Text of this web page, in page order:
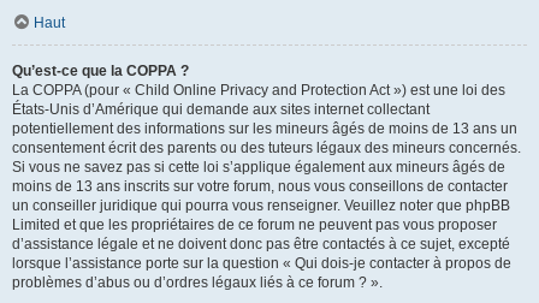
Haut
Qu’est-ce que la COPPA ?
La COPPA (pour « Child Online Privacy and Protection Act ») est une loi des
États-Unis d’Amérique qui demande aux sites internet collectant
potentiellement des informations sur les mineurs âgés de moins de 13 ans un
consentement écrit des parents ou des tuteurs légaux des mineurs concernés.
Si vous ne savez pas si cette loi s’applique également aux mineurs âgés de
moins de 13 ans inscrits sur votre forum, nous vous conseillons de contacter
un conseiller juridique qui pourra vous renseigner. Veuillez noter que phpBB
Limited et que les propriétaires de ce forum ne peuvent pas vous proposer
d’assistance légale et ne doivent donc pas être contactés à ce sujet, excepté
lorsque l’assistance porte sur la question « Qui dois-je contacter à propos de
problèmes d’abus ou d’ordres légaux liés à ce forum ? ».